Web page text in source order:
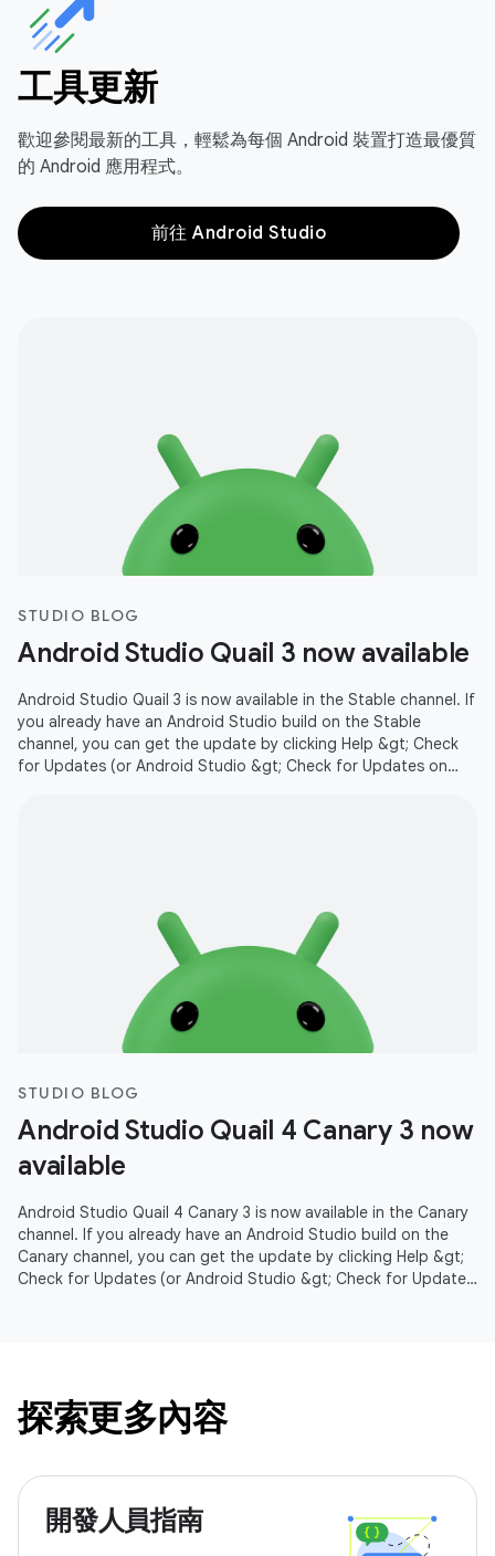
工具更新
歡迎參閱最新的工具，輕鬆為每個 Android 裝置打造最優質
的 Android 應用程式。
前往 Android Studio
STUDIO BLOG
Android Studio Quail 3 now available
Android Studio Quail 3 is now available in the Stable channel. If
you already have an Android Studio build on the Stable
channel, you can get the update by clicking Help &gt; Check
for Updates (or Android Studio &gt; Check for Updates on
STUDIO BLOG
Android Studio Quail 4 Canary 3 now
available
Android Studio Quail 4 Canary 3 is now available in the Canary
channel. If you already have an Android Studio build on the
Canary channel, you can get the update by clicking Help &gt;
Check for Updates (or Android Studio &gt; Check for Updates
探索更多內容
開發人員指南